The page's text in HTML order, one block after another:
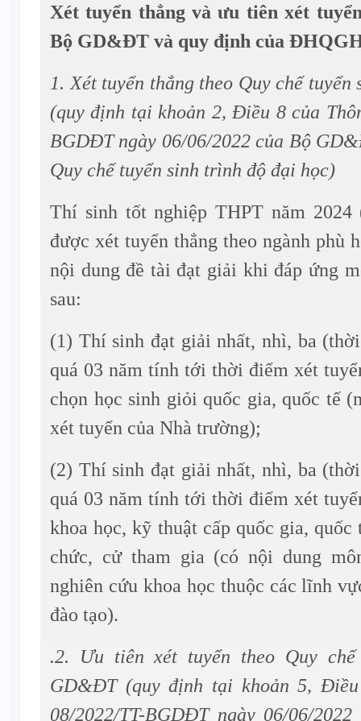
Xét tuyển thẳng và ưu tiên xét
Bộ GD&ĐT và quy định của
1. Xét tuyển thẳng theo Quy chế
(quy định tại khoản 2, Điều 8 của
BGDĐT ngày 06/06/2022 của Bộ
Quy chế tuyển sinh trình độ đại học)
Thí sinh tốt nghiệp THPT năm 2024
được xét tuyển thẳng theo ngành phù
nội dung đề tài đạt giải khi đáp ứng
sau:
(1) Thí sinh đạt giải nhất, nhì, ba
quá 03 năm tính tới thời điểm xét
chọn học sinh giỏi quốc gia, quốc tế
xét tuyển của Nhà trường);
(2) Thí sinh đạt giải nhất, nhì, ba
quá 03 năm tính tới thời điểm xét
khoa học, kỹ thuật cấp quốc gia,
chức, cử tham gia (có nội dung
nghiên cứu khoa học thuộc các lĩnh
đào tạo).
.2. Ưu tiên xét tuyển theo Quy
GD&ĐT (quy định tại khoản 5,
08/2022/TT-BGDĐT ngày 06/06/